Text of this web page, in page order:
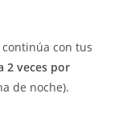
con tus
2 veces por
de noche).